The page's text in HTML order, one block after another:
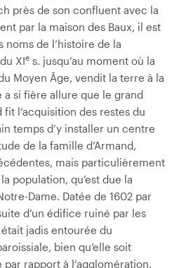
près de son confluent avec la
par la maison des Baux, il est
noms de l’histoire de la
XIe s. jusqu’au moment où la
Moyen Âge, vendit la terre à la
a si fière allure que le grand
l’acquisition des restes du
temps d’y installer un centre
de la famille d’Armand,
mais particulièrement
population, qu’est due la
Dame. Datée de 1602 par
d’un édifice ruiné par les
jadis entourée du
bien qu’elle soit
rapport à l’agglomération.